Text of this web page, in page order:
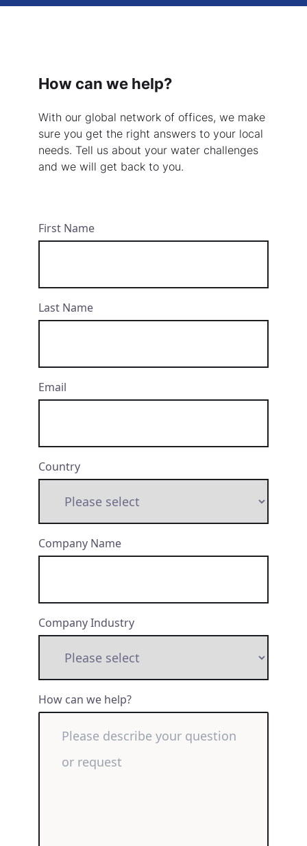
How can we help?
With our global network of offices, we make
sure you get the right answers to your local
needs. Tell us about your water challenges
and we will get back to you.
First Name
Last Name
Email
Country
Company Name
Company Industry
How can we help?